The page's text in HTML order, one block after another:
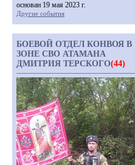
основан 19 мая 2023 г.
Другие события
БОЕВОЙ ОТДЕЛ КОНВОЯ В
ЗОНЕ СВО АТАМАНА
ДМИТРИЯ ТЕРСКОГО(44)